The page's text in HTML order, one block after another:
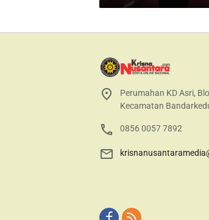
Perumahan KD Asri,
Kecamatan
0856 0057 7892